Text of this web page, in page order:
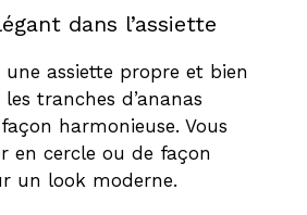
dans l’assiette
assiette propre et bien
les tranches d’ananas
harmonieuse. Vous
en cercle ou de façon
un look moderne.